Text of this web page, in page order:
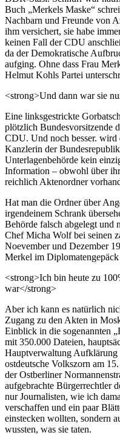
Buch „Merkels Maske“
Nachbarn und Freunde von
ihm versichert, sie habe
keinen Fall der CDU
da der Demokratische
aufging. Ohne dass Frau
Helmut Kohls Partei
<strong>Und dann war sie
Eine linksgestrickte
plötzlich Bundesvorsitzende
CDU. Und noch besser. wird
Kanzlerin der
Unterlagenbehörde kein
Information – obwohl über
reichlich Aktenordner
Hat man die Ordner über
irgendeinem Schrank
Behörde falsch abgelegt und
Chef Micha Wolf bei seinen
Noevember und Dezember
Merkel im Diplomatengepäck
<strong>Ich bin heute zu
war</strong>
Aber ich kann es natürlich
Zugang zu den Akten in
Einblick in die sogenannten
mit 350.000 Dateien,
Hauptverwaltung
ostdeutsche Volkszorn am
der Ostberliner
aufgebrachte Bürgerrechtler
nur Journalisten, wie ich
verschaffen und ein paar
einstecken wollten, sondern
wussten, was sie taten.